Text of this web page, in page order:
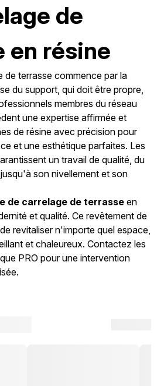
de
en résine
de terrasse commence par la
du support, qui doit être propre,
membres du réseau
une expertise affirmée et
de résine avec précision pour
et une esthétique parfaites. Les
un travail de qualité, du
son nivellement et son
de carrelage de terrasse en
et qualité. Ce revêtement de
revitaliser n'importe quel espace,
et chaleureux. Contactez les
PRO pour une intervention